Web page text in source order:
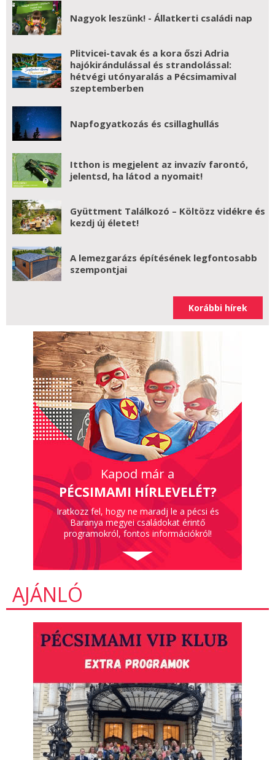
Nagyok leszünk! - Állatkerti családi nap
Plitvicei-tavak és a kora őszi Adria
hajókirándulással és strandolással:
hétvégi utónyaralás a Pécsimamival
szeptemberben
Napfogyatkozás és csillaghullás
Itthon is megjelent az invazív farontó,
jelentsd, ha látod a nyomait!
Gyüttment Találkozó – Költözz vidékre és
kezdj új életet!
A lemezgarázs építésének legfontosabb
szempontjai
Korábbi hírek
Kapod már a
PÉCSIMAMI HÍRLEVELÉT?
Iratkozz fel, hogy ne maradj le a pécsi és
Baranya megyei családokat érintő
programokról, fontos információkról!
AJÁNLÓ